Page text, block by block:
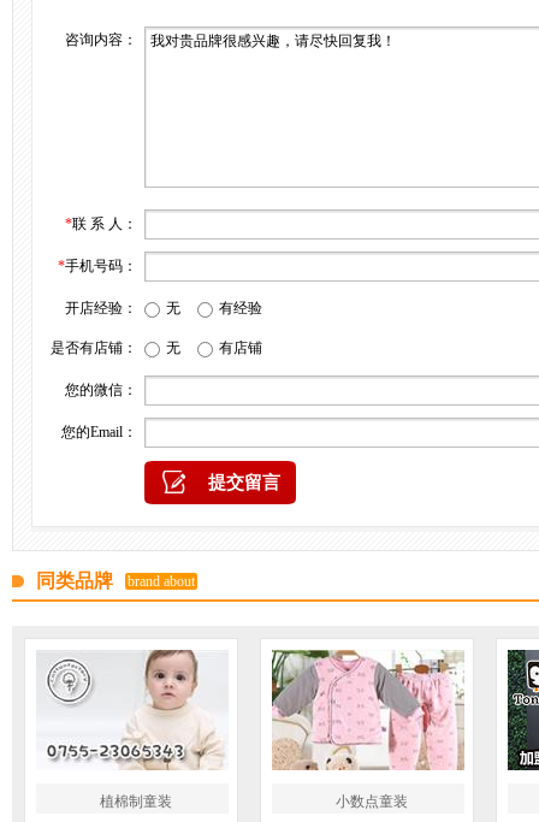
咨询内容：
*联 系 人：
*手机号码：
开店经验： 无 有经验
是否有店铺： 无 有店铺
您的微信：
您的Email：
同类品牌 brand about
植棉制童装
小数点童装